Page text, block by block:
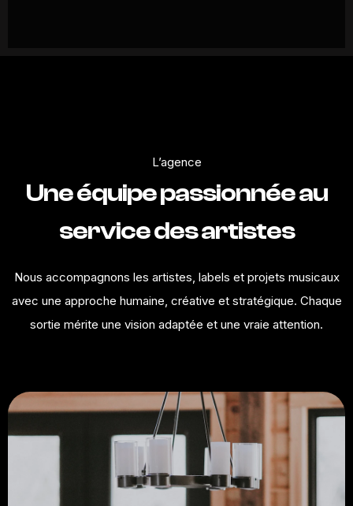
L’agence
Une équipe passionnée au
service des artistes
Nous accompagnons les artistes, labels et projets musicaux
avec une approche humaine, créative et stratégique. Chaque
sortie mérite une vision adaptée et une vraie attention.